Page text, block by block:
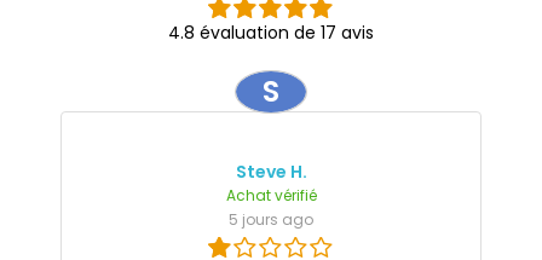
4.8 évaluation de 17 avis
S
Steve H.
Achat vérifié
5 jours ago